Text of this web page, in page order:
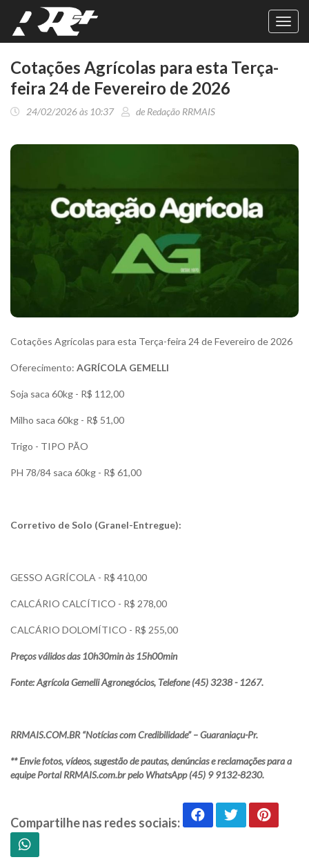
Cotações Agrícolas para esta Terça-
feira 24 de Fevereiro de 2026
24/02/2026 às 10:37 de Redação RRMAIS
Cotações Agrícolas para esta Terça-feira 24 de Fevereiro de 2026
Oferecimento: AGRÍCOLA GEMELLI
Soja saca 60kg - R$ 112,00
Milho saca 60kg - R$ 51,00
Trigo - TIPO PÃO
PH 78/84 saca 60kg - R$ 61,00
Corretivo de Solo (Granel-Entregue):
GESSO AGRÍCOLA - R$ 410,00
CALCÁRIO CALCÍTICO - R$ 278,00
CALCÁRIO DOLOMÍTICO - R$ 255,00
Preços válidos das 10h30min às 15h00min
Fonte: Agrícola Gemelli Agronegócios, Telefone (45) 3238 - 1267.
RRMAIS.COM.BR “Notícias com Credibilidade” – Guaraniaçu-Pr.
** Envie fotos, vídeos, sugestão de pautas, denúncias e reclamações para a
equipe Portal RRMAIS.com.br pelo WhatsApp (45) 9 9132-8230.
Compartilhe nas redes sociais: